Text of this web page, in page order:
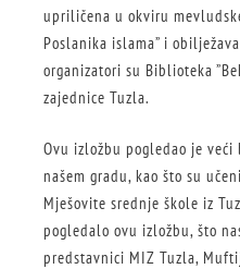
upriličena u okviru
Poslanika islama” i
organizatori su Biblioteka
zajednice Tuzla.
Ovu izložbu pogledao je
našem gradu, kao što su
Mješovite srednje škole iz
pogledalo ovu izložbu, što
predstavnici MIZ Tuzla,